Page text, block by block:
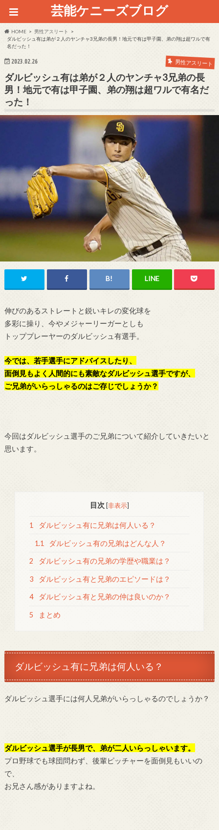
芸能ケニーズブログ
HOME
男性アスリート
ダルビッシュ有は弟が２人のヤンチャ3兄弟の長男！地元で有は甲子園、弟の翔は超ワルで有
名だった！
2023.02.26 男性アスリート
ダルビッシュ有は弟が２人のヤンチャ3兄弟の長
男！地元で有は甲子園、弟の翔は超ワルで有名だ
った！
伸びのあるストレートと鋭いキレの変化球を
多彩に操り、今やメジャーリーガーとしも
トッププレーヤーのダルビッシュ有選手。
今では、若手選手にアドバイスしたり、
面倒見もよく人間的にも素敵なダルビッシュ選手ですが、
ご兄弟がいらっしゃるのはご存じでしょうか？
今回はダルビッシュ選手のご兄弟について紹介していきたいと
思います。
目次 [非表示]
1 ダルビッシュ有に兄弟は何人いる？
1.1 ダルビッシュ有の兄弟はどんな人？
2 ダルビッシュ有の兄弟の学歴や職業は？
3 ダルビッシュ有と兄弟のエピソードは？
4 ダルビッシュ有と兄弟の仲は良いのか？
5 まとめ
ダルビッシュ有に兄弟は何人いる？
ダルビッシュ選手には何人兄弟がいらっしゃるのでしょうか？
ダルビッシュ選手が長男で、弟が二人いらっしゃいます。
プロ野球でも球団問わず、後輩ピッチャーを面倒見もいいの
で、
お兄さん感がありますよね。